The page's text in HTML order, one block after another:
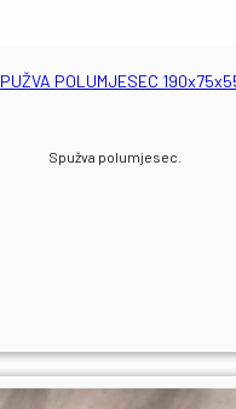
POLUMJESEC
Spužva polumjesec.